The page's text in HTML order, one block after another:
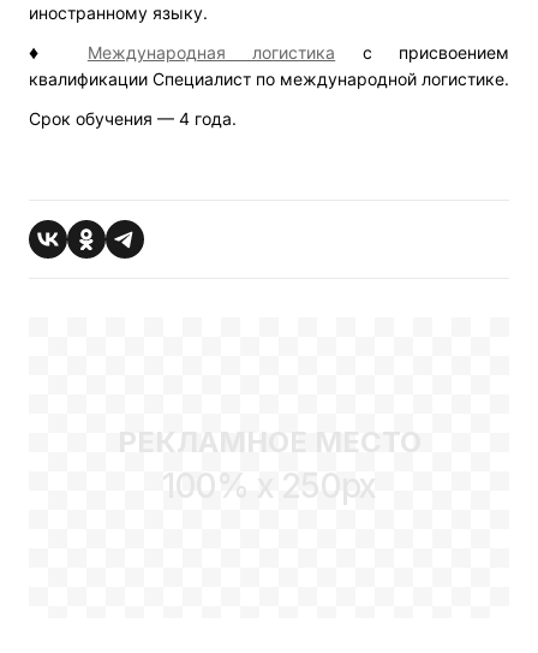
иностранному языку.
♦ Международная логистика с присвоением
квалификации Специалист по международной логистике.
Срок обучения — 4 года.
РЕКЛАМНОЕ МЕСТО
100% x 250px